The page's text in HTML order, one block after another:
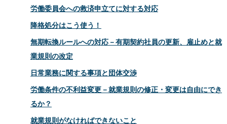
労働委員会への救済申立てに対する対応
降格処分はこう使う！
無期転換ルールへの対応－有期契約社員の更新、雇止めと就
業規則の改定
日常業務に関する事項と団体交渉
労働条件の不利益変更－就業規則の修正・変更は自由にでき
るか？
就業規則がなければできないこと